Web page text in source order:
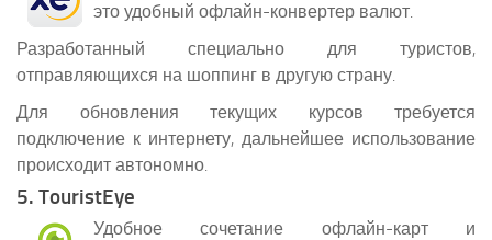
это удобный офлайн-конвертер валют.
Разработанный специально для туристов,
отправляющихся на шоппинг в другую страну.
Для обновления текущих курсов требуется
подключение к интернету, дальнейшее использование
происходит автономно.
5. TouristEye
Удобное сочетание офлайн-карт и